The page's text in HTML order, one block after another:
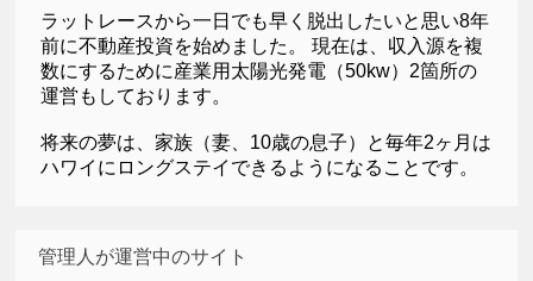
ラットレースから一日でも早く脱出したいと思い8年
前に不動産投資を始めました。 現在は、収入源を複
数にするために産業用太陽光発電（50kw）2箇所の
運営もしております。
将来の夢は、家族（妻、10歳の息子）と毎年2ヶ月は
ハワイにロングステイできるようになることです。
管理人が運営中のサイト